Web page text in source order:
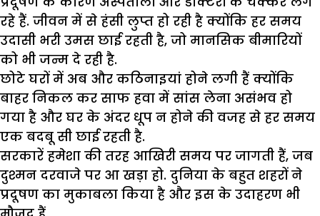
रहे हैं. जीवन में से हंसी लुप्त हो रही है क्योंकि हर समय
उदासी भरी उमस छाई रहती है, जो मानसिक बीमारियों
को भी जन्म दे रही है.
छोटे घरों में अब और कठिनाइयां होने लगी हैं क्योंकि
बाहर निकल कर साफ हवा में सांस लेना असंभव हो
गया है और घर के अंदर धूप न होने की वजह से हर समय
एक बदबू सी छाई रहती है.
सरकारें हमेशा की तरह आखिरी समय पर जागती हैं, जब
दुश्मन दरवाजे पर आ खड़ा हो. दुनिया के बहुत शहरों ने
प्रदूषण का मुकाबला किया है और इस के उदाहरण भी